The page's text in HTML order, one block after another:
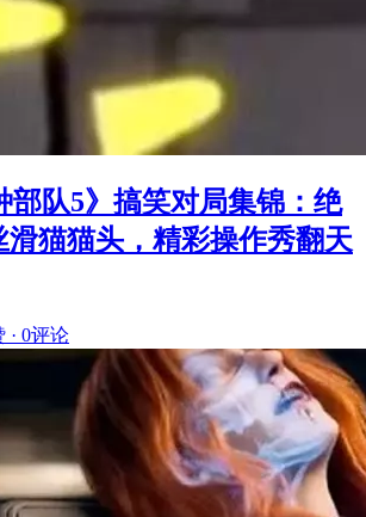
部队5》搞笑对局集锦：绝
滑猫猫头，精彩操作秀翻天
· 0评论